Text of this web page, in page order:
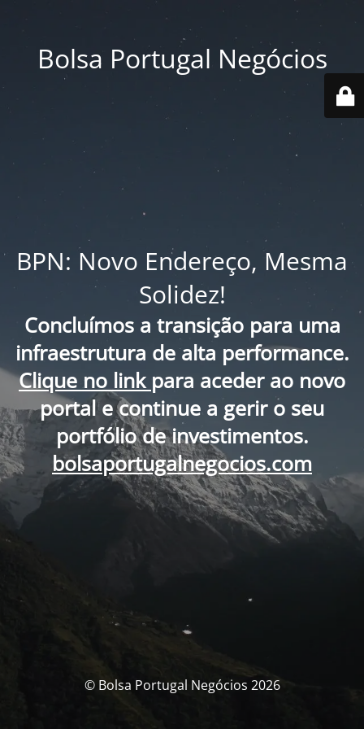
Bolsa Portugal Negócios
BPN: Novo Endereço, Mesma
Solidez!
Concluímos a transição para uma
infraestrutura de alta performance.
Clique no link para aceder ao novo
portal e continue a gerir o seu
portfólio de investimentos.
bolsaportugalnegocios.com
© Bolsa Portugal Negócios 2026